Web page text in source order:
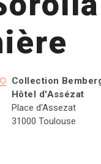
Collection
Hôtel d'Assézat
Place d'Assezat
31000 Toulouse